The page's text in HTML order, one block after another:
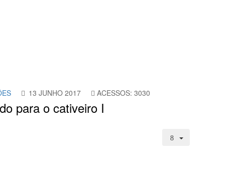
13 JUNHO 2017 ACESSOS: 3030
para o cativeiro I